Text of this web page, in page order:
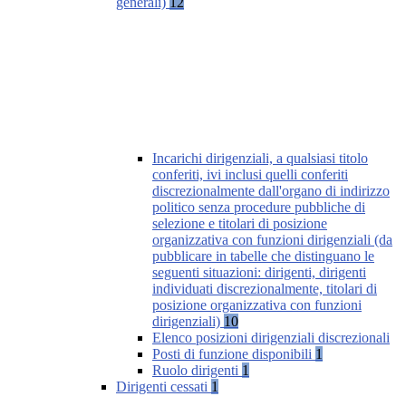
Incarichi dirigenziali, a qualsiasi titolo
conferiti, ivi inclusi quelli conferiti
discrezionalmente dall'organo di indirizzo
politico senza procedure pubbliche di
selezione e titolari di posizione
organizzativa con funzioni dirigenziali (da
pubblicare in tabelle che distinguano le
seguenti situazioni: dirigenti, dirigenti
individuati discrezionalmente, titolari di
posizione organizzativa con funzioni
dirigenziali) 10
Elenco posizioni dirigenziali discrezionali
Posti di funzione disponibili 1
Ruolo dirigenti 1
Dirigenti cessati 1